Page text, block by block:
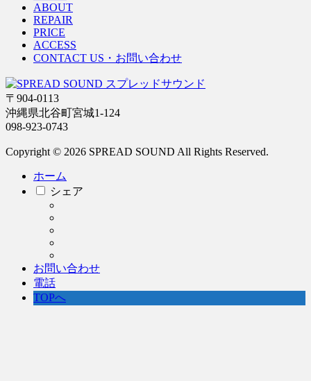
ABOUT
REPAIR
PRICE
ACCESS
CONTACT US・お問い合わせ
〒904-0113
沖縄県北谷町宮城1-124
098-923-0743
Copyright © 2026 SPREAD SOUND All Rights Reserved.
ホーム
シェア
お問い合わせ
電話
TOPへ